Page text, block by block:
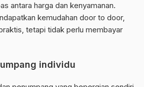
antara harga dan kenyamanan.
kemudahan door to door,
tetapi tidak perlu membayar
individu